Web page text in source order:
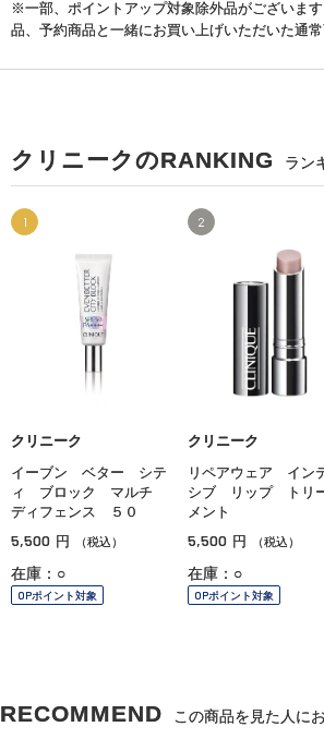
※一部、ポイントアップ対象除外品がございま
品、予約商品と一緒にお買い上げいただいた通常
クリニークのRANKING ラン
1
クリニーク
イーブン ベター シテ
ィ ブロック マルチ
ディフェンス ５０
5,500 円 （税込）
在庫：○
OPポイント対象
2
クリニーク
リペアウェア イン
シブ リップ トリ
メント
5,500 円 （税込）
在庫：○
OPポイント対象
RECOMMEND この商品を見た人に